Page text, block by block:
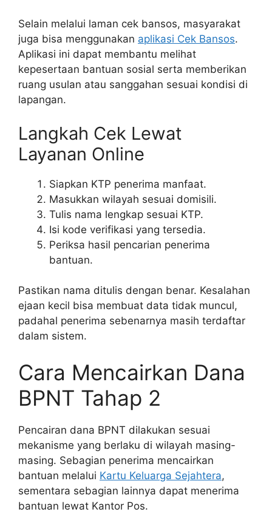
Selain melalui laman cek bansos, masyarakat
juga bisa menggunakan aplikasi Cek Bansos.
Aplikasi ini dapat membantu melihat
kepesertaan bantuan sosial serta memberikan
ruang usulan atau sanggahan sesuai kondisi di
lapangan.
Langkah Cek Lewat
Layanan Online
Siapkan KTP penerima manfaat.
Masukkan wilayah sesuai domisili.
Tulis nama lengkap sesuai KTP.
Isi kode verifikasi yang tersedia.
Periksa hasil pencarian penerima
bantuan.
Pastikan nama ditulis dengan benar. Kesalahan
ejaan kecil bisa membuat data tidak muncul,
padahal penerima sebenarnya masih terdaftar
dalam sistem.
Cara Mencairkan Dana
BPNT Tahap 2
Pencairan dana BPNT dilakukan sesuai
mekanisme yang berlaku di wilayah masing-
masing. Sebagian penerima mencairkan
bantuan melalui Kartu Keluarga Sejahtera,
sementara sebagian lainnya dapat menerima
bantuan lewat Kantor Pos.